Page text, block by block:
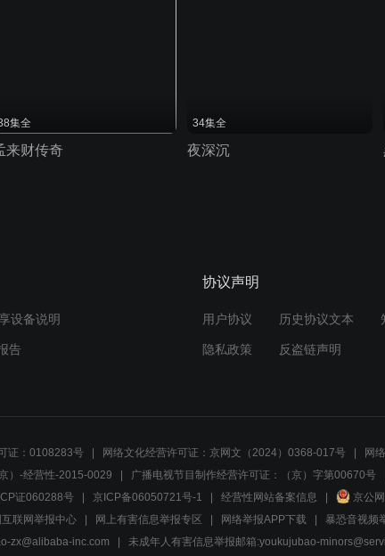
集全
来财传奇
34集全
夜深沉
设备说明
告
协议声明
用户协议 历史协议文本
隐私政策 反盗链声明
证：0108283号 网络文化经营许可证：京网文（2024）0368-017号 网
）-经营性-2015-0029
广播电视节目制作经营许可证：（京）字第00670号
证060288号 京ICP备06050721号-1 经营性网站备案信息 京公
联网举报中心 网上有害信息举报专区 网络举报APP下载 暴恐音视频
zx@alibaba-inc.com
未成年人有害信息举报邮箱:youkujubao-